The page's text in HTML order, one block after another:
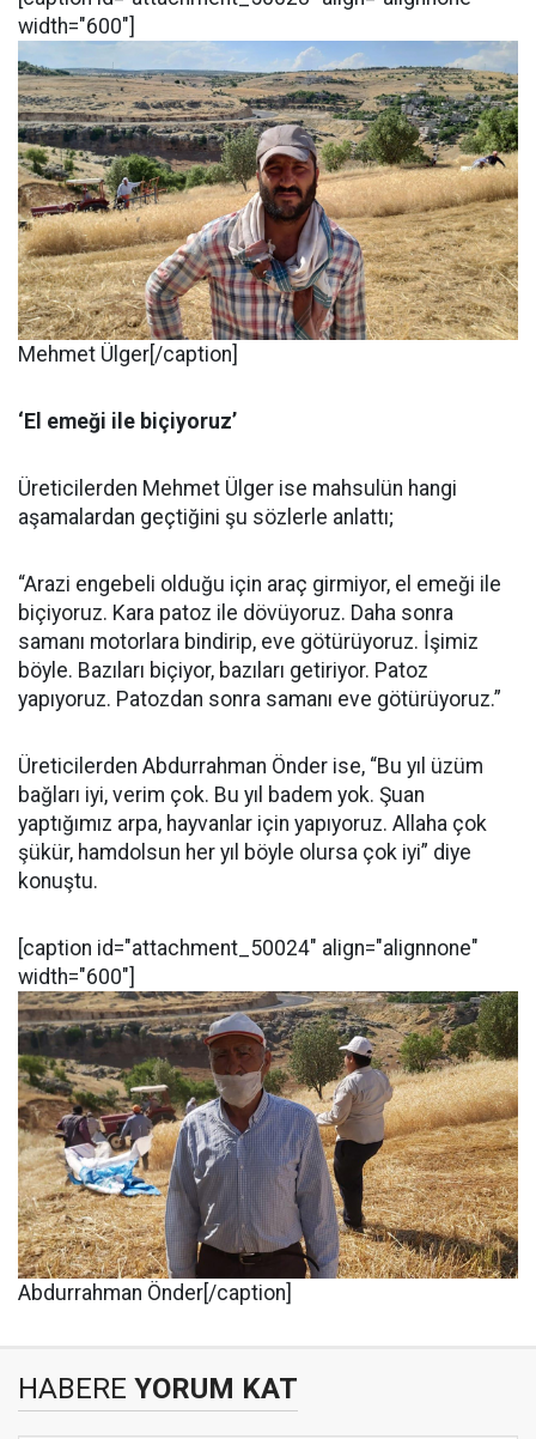
width="600"]
Mehmet Ülger[/caption]
‘El emeği ile biçiyoruz’
Üreticilerden Mehmet Ülger ise mahsulün hangi
aşamalardan geçtiğini şu sözlerle anlattı;
“Arazi engebeli olduğu için araç girmiyor, el emeği ile
biçiyoruz. Kara patoz ile dövüyoruz. Daha sonra
samanı motorlara bindirip, eve götürüyoruz. İşimiz
böyle. Bazıları biçiyor, bazıları getiriyor. Patoz
yapıyoruz. Patozdan sonra samanı eve götürüyoruz.”
Üreticilerden Abdurrahman Önder ise, “Bu yıl üzüm
bağları iyi, verim çok. Bu yıl badem yok. Şuan
yaptığımız arpa, hayvanlar için yapıyoruz. Allaha çok
şükür, hamdolsun her yıl böyle olursa çok iyi” diye
konuştu.
[caption id="attachment_50024" align="alignnone"
width="600"]
Abdurrahman Önder[/caption]
HABERE YORUM KAT